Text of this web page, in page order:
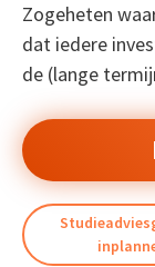
Zogeheten
dat iedere
de (lange